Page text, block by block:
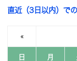
直近（3日以内）で
«
日 月